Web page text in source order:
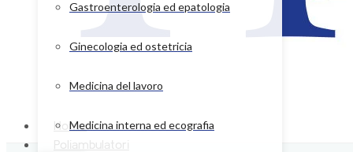
Gastroenterologia ed epatologia
Ginecologia ed ostetricia
Medicina del lavoro
Medicina interna ed ecografia
Home
Poliambulatori